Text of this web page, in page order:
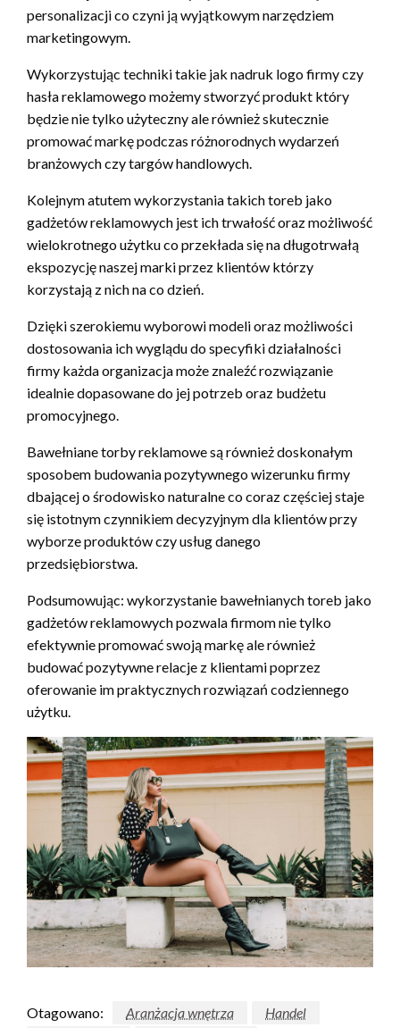
personalizacji co czyni ją wyjątkowym narzędziem
marketingowym.
Wykorzystując techniki takie jak nadruk logo firmy czy
hasła reklamowego możemy stworzyć produkt który
będzie nie tylko użyteczny ale również skutecznie
promować markę podczas różnorodnych wydarzeń
branżowych czy targów handlowych.
Kolejnym atutem wykorzystania takich toreb jako
gadżetów reklamowych jest ich trwałość oraz możliwość
wielokrotnego użytku co przekłada się na długotrwałą
ekspozycję naszej marki przez klientów którzy
korzystają z nich na co dzień.
Dzięki szerokiemu wyborowi modeli oraz możliwości
dostosowania ich wyglądu do specyfiki działalności
firmy każda organizacja może znaleźć rozwiązanie
idealnie dopasowane do jej potrzeb oraz budżetu
promocyjnego.
Bawełniane torby reklamowe są również doskonałym
sposobem budowania pozytywnego wizerunku firmy
dbającej o środowisko naturalne co coraz częściej staje
się istotnym czynnikiem decyzyjnym dla klientów przy
wyborze produktów czy usług danego
przedsiębiorstwa.
Podsumowując: wykorzystanie bawełnianych toreb jako
gadżetów reklamowych pozwala firmom nie tylko
efektywnie promować swoją markę ale również
budować pozytywne relacje z klientami poprzez
oferowanie im praktycznych rozwiązań codziennego
użytku.
Otagowano: Aranżacja wnętrza
Handel